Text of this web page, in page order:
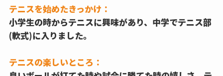
テニスを始めたきっかけ：
小学生の時からテニスに興味があり、中学でテニス部
(軟式)に入りました。
テニスの楽しいところ：